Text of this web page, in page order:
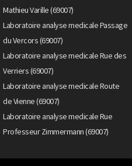
Mathieu Varille (69007)
Laboratoire analyse medicale Passage
du Vercors (69007)
Laboratoire analyse medicale Rue des
Verriers (69007)
Laboratoire analyse medicale Route
de Vienne (69007)
Laboratoire analyse medicale Rue
Professeur Zimmermann (69007)